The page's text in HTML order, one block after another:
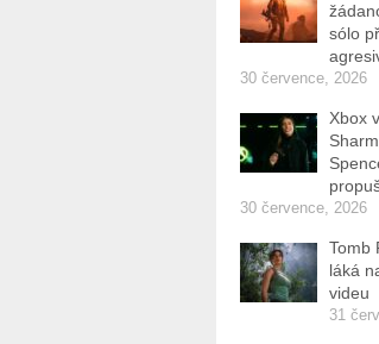
sólo
30 července, 2026
Xbox
30 července, 2026
Tomb
láká
videu
31